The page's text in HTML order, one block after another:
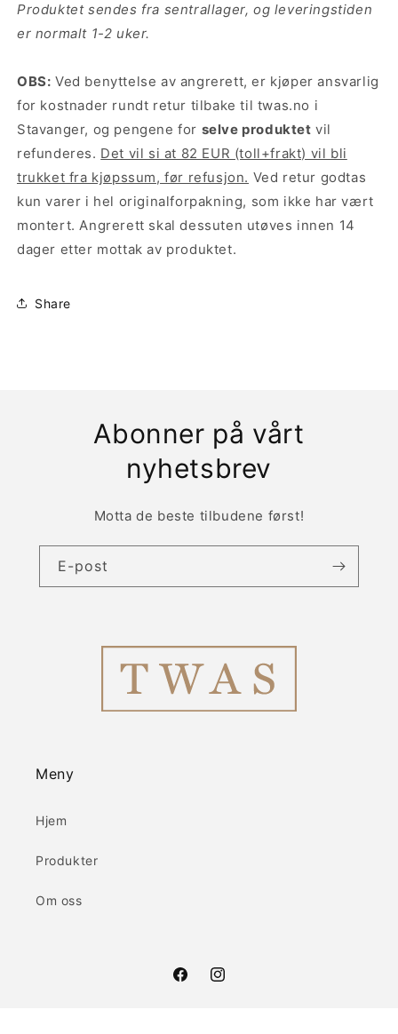
Produktet sendes fra sentrallager, og leveringstiden
er normalt 1-2 uker.
OBS: Ved benyttelse av angrerett, er kjøper ansvarlig
for kostnader rundt retur tilbake til twas.no i
Stavanger, og pengene for selve produktet vil
refunderes. Det vil si at 82 EUR (toll+frakt) vil bli
trukket fra kjøpssum, før refusjon. Ved retur godtas
kun varer i hel originalforpakning, som ikke har vært
montert. Angrerett skal dessuten utøves innen 14
dager etter mottak av produktet.
Share
Abonner på vårt
nyhetsbrev
Motta de beste tilbudene først!
E-post
Meny
Hjem
Produkter
Om oss
FacebookInstagram